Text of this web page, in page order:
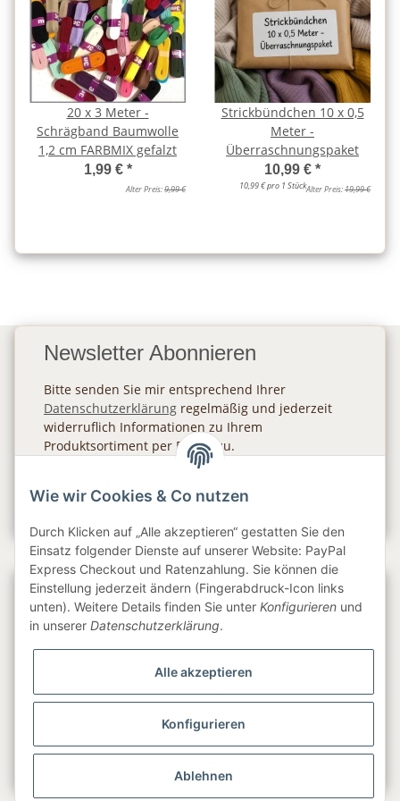
20 x 3 Meter -
Schrägband Baumwolle
1,2 cm FARBMIX gefalzt
1,99 € *
Alter Preis:9,99 €
Strickbündchen 10 x 0,5
Meter -
Überraschnungspaket
10,99 € *
10,99 € pro 1 StückAlter Preis:19,99 €
Newsletter Abonnieren
Bitte senden Sie mir entsprechend Ihrer
Datenschutzerklärung regelmäßig und jederzeit
widerruflich Informationen zu Ihrem
Produktsortiment per E-Mail zu.
Gesetzliche Informationen
Wie wir Cookies & Co nutzen
Durch Klicken auf „Alle akzeptieren“ gestatten Sie den
Einsatz folgender Dienste auf unserer Website: PayPal
Express Checkout und Ratenzahlung. Sie können die
Einstellung jederzeit ändern (Fingerabdruck-Icon links
unten). Weitere Details finden Sie unter Konfigurieren und
in unserer Datenschutzerklärung.
Alle akzeptieren
Konfigurieren
Ablehnen